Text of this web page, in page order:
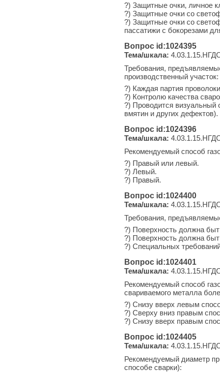
?) Защитные очки, личное
?) Защитные очки со
?) Защитные очки со
пассатижи с бокорезами
Вопрос id:1024395
Тема/шкала:
Требования,
производственный участок:
?) Каждая партия
?) Контролю качества
?) Проводится визуальный
вмятин и других дефектов).
Вопрос id:1024396
Тема/шкала:
Рекомендуемый способ
?) Правый или левый.
?) Левый.
?) Правый.
Вопрос id:1024400
Тема/шкала:
Требования,
?) Поверхность должна
?) Поверхность должна
?) Специальных
Вопрос id:1024401
Тема/шкала:
Рекомендуемый способ
свариваемого металла
?) Снизу вверх левым
?) Сверху вниз правым
?) Снизу вверх правым
Вопрос id:1024405
Тема/шкала:
Рекомендуемый диаметр
способе сварки):